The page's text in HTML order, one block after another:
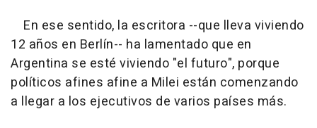
En ese sentido, la escritora --que lleva viviendo
12 años en Berlín-- ha lamentado que en
Argentina se esté viviendo "el futuro", porque
políticos afines afine a Milei están comenzando
a llegar a los ejecutivos de varios países más.